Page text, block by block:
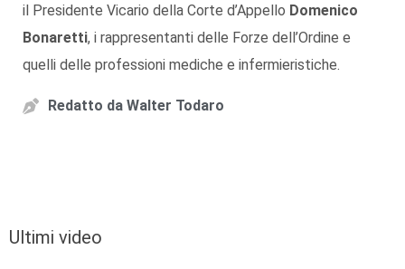
il Presidente Vicario della Corte d’Appello Domenico
Bonaretti, i rappresentanti delle Forze dell’Ordine e
quelli delle professioni mediche e infermieristiche.
Redatto da Walter Todaro
Ultimi video